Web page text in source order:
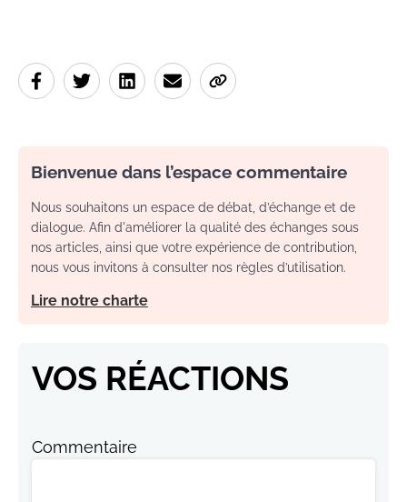
Bienvenue dans l’espace commentaire
Nous souhaitons un espace de débat, d’échange et de
dialogue. Afin d'améliorer la qualité des échanges sous
nos articles, ainsi que votre expérience de contribution,
nous vous invitons à consulter nos règles d’utilisation.
Lire notre charte
VOS RÉACTIONS
Commentaire